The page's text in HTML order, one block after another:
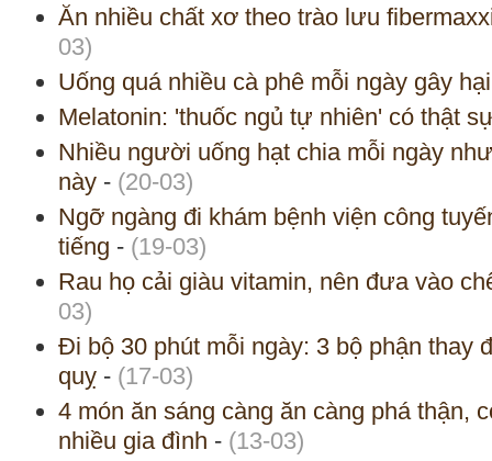
Ăn nhiều chất xơ theo trào lưu
03)
Uống quá nhiều cà phê mỗi ngày gây
Melatonin: 'thuốc ngủ tự nhiên' có thật
Nhiều người uống hạt chia mỗi ngày
này - (20-03)
Ngỡ ngàng đi khám bệnh viện công
tiếng - (19-03)
Rau họ cải giàu vitamin, nên đưa vào
03)
Đi bộ 30 phút mỗi ngày: 3 bộ phận thay
quỵ - (17-03)
4 món ăn sáng càng ăn càng phá thận,
nhiều gia đình - (13-03)